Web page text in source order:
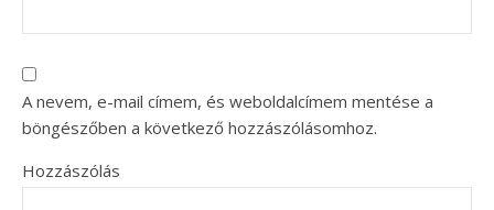
A nevem, e-mail címem, és weboldalcímem mentése a
böngészőben a következő hozzászólásomhoz.
Hozzászólás